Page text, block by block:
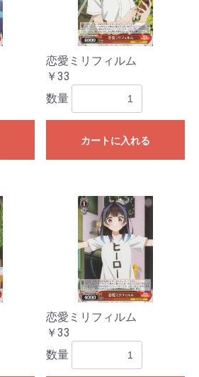
恋愛ミリフィルム
￥33
数量
カートに入れる
恋愛ミリフィルム
￥33
数量